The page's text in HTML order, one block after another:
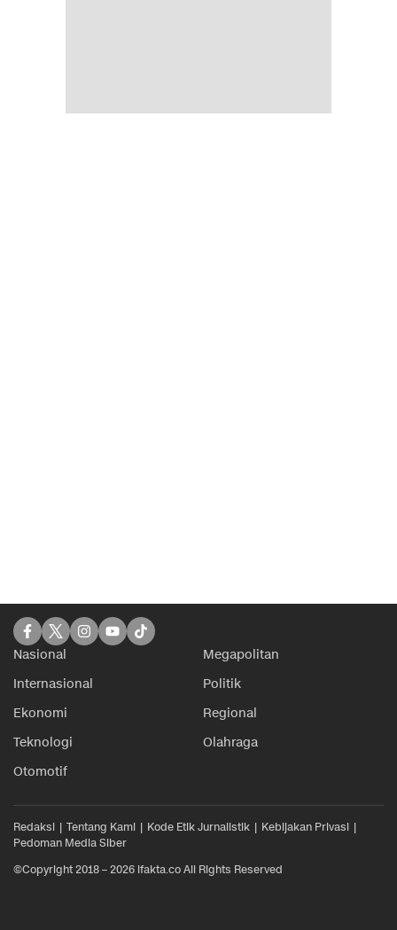
Nasional
Megapolitan
Internasional
Politik
Ekonomi
Regional
Teknologi
Olahraga
Otomotif
Redaksi Tentang Kami Kode Etik Jurnalistik
Kebijakan Privasi
Pedoman Media Siber
©Copyright 2018 – 2026 ifakta.co All Rights Reserved